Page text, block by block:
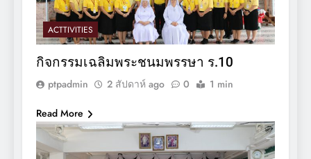
ACTTIVITIES
กิจกรรมเฉลิมพระชนมพรรษา ร.10
ptpadmin 2 สัปดาห์ ago 0 1 min
Read More